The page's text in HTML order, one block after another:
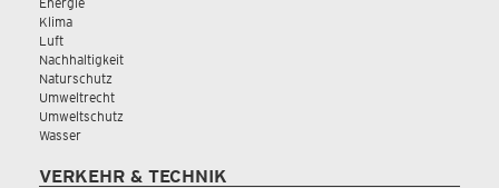
Klima
Luft
Nachhaltigkeit
Naturschutz
Umweltrecht
Umweltschutz
Wasser
VERKEHR & TECHNIK